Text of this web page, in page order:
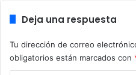
Deja una respuesta
Tu dirección de correo
obligatorios están marcados con